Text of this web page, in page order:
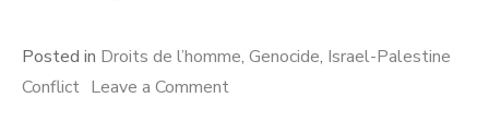
Posted in Droits de l’homme, Genocide, Israel-Palestine
Conflict Leave a Commenton